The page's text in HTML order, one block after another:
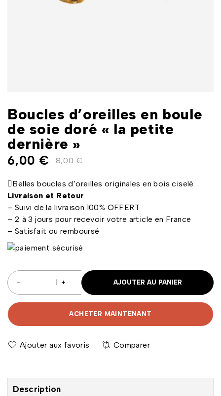
Boucles d’oreilles en boule
de soie doré « la petite
dernière »
8,00€
6,00 €
Belles boucles d’oreilles originales en bois ciselé
Livraison et Retour
– Suivi de la livraison 100% OFFERT
– 2 à 3 jours pour recevoir votre article en France
– Satisfait ou remboursé
AJOUTER AU PANIER
ACHETER MAINTENANT
Comparer
Description